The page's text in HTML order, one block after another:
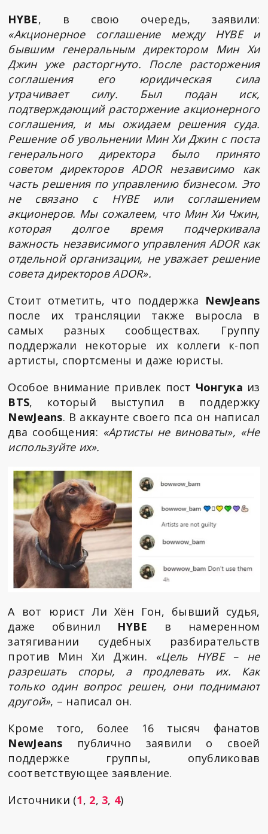
HYBE, в свою очередь, заявили:
«Акционерное соглашение между HYBE и
бывшим генеральным директором Мин Хи
Джин уже расторгнуто. После расторжения
соглашения его юридическая сила
утрачивает силу. Был подан иск,
подтверждающий расторжение акционерного
соглашения, и мы ожидаем решения суда.
Решение об увольнении Мин Хи Джин с поста
генерального директора было принято
советом директоров ADOR независимо как
часть решения по управлению бизнесом. Это
не связано с HYBE или соглашением
акционеров. Мы сожалеем, что Мин Хи Чжин,
которая долгое время подчеркивала
важность независимого управления ADOR как
отдельной организации, не уважает решение
совета директоров ADOR».
Стоит отметить, что поддержка NewJeans
после их трансляции также выросла в
самых разных сообществах. Группу
поддержали некоторые их коллеги к-поп
артисты, спортсмены и даже юристы.
Особое внимание привлек пост Чонгука из
BTS, который выступил в поддержку
NewJeans. В аккаунте своего пса он написал
два сообщения: «Артисты не виноваты», «Не
используйте их».
А вот юрист Ли Хён Гон, бывший судья,
даже обвинил HYBE в намеренном
затягивании судебных разбирательств
против Мин Хи Джин. «Цель HYBE – не
разрешать споры, а продлевать их. Как
только один вопрос решен, они поднимают
другой», – написал он.
Кроме того, более 16 тысяч фанатов
NewJeans публично заявили о своей
поддержке группы, опубликовав
соответствующее заявление.
Источники (1, 2, 3, 4)